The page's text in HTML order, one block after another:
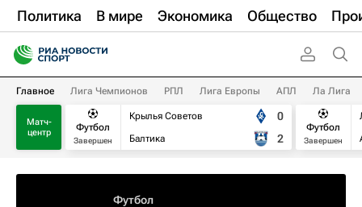
Политика В мире Экономика Общество
Главное Лига Чемпионов РПЛ Лига Европы АПЛ Ла Лига
Матч-
центр
Футбол
Завершен
Крылья Советов
Балтика
0
2
Футбол
Завершен
Футбол